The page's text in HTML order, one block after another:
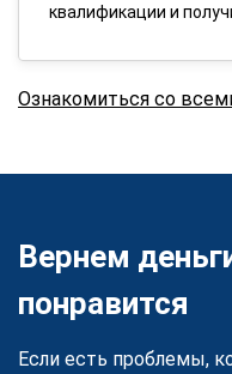
квалификации и
Ознакомиться со
Вернем
понравится
Если есть проблемы,